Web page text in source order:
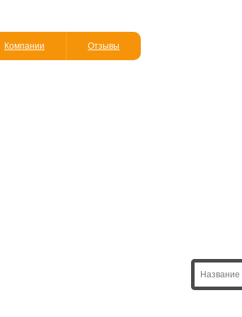
Компании Отзывы